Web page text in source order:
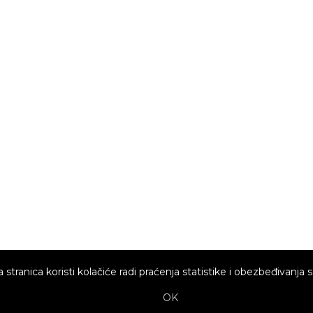
stranica koristi kolačiće radi praćenja statistike i obezbeđivanja
OK